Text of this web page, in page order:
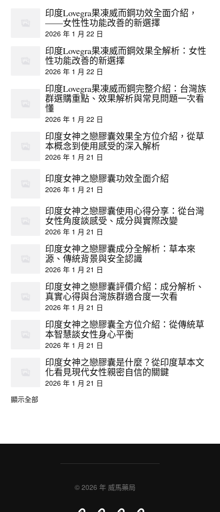
印度Lovegra果凍威而鋼功效全面介紹，
——女性性功能改善的新選擇
2026 年 1 月 22 日
印度Lovegra果凍威而鋼效果全解析：女性
性功能改善的新選擇
2026 年 1 月 22 日
印度Lovegra果凍威而鋼完整介紹：台灣族
群選購重點、效果解析與常見問題一次看
懂
2026 年 1 月 22 日
印度女神之戀膠囊效果全方位介紹，從草
本概念到使用感受的深入解析
2026 年 1 月 21 日
印度女神之戀膠囊功效全面介紹
2026 年 1 月 21 日
印度女神之戀膠囊使用心得分享：從台灣
女性角度談感受、成分與實際改變
2026 年 1 月 21 日
印度女神之戀膠囊成分全解析：草本來
源、傳統背景與安全認識
2026 年 1 月 21 日
印度女神之戀膠囊評價介紹：成分解析、
真實心得與台灣族群適合度一次看
2026 年 1 月 21 日
印度女神之戀膠囊全方位介紹：從傳統草
本智慧談女性身心平衡
2026 年 1 月 21 日
印度女神之戀膠囊是什麼？從印度草本文
化看見現代女性親密自信的關鍵
2026 年 1 月 21 日
顯示全部
© 2026 年 威馬藥局